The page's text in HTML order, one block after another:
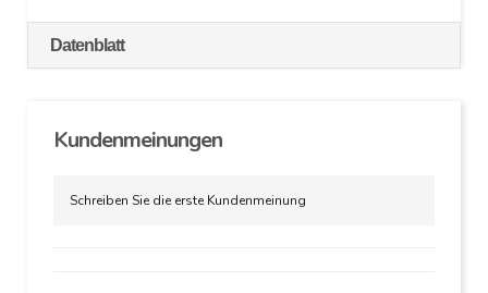
Datenblatt
Kundenmeinungen
Schreiben Sie die erste Kundenmeinung